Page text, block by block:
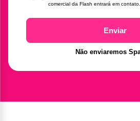
comercial da Flash entrará em contato.
Enviar
Não enviaremos